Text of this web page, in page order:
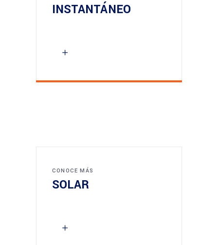
INSTANTÁNEO
CONOCE MÁS
SOLAR